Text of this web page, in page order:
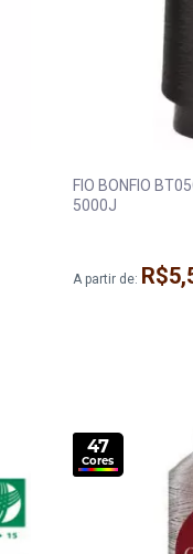
FIO BONFIO
5000J
A partir de:
47
Cores